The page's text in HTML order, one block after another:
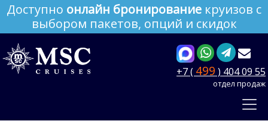
Доступно онлайн бронирование круизов с
выбором пакетов, опций и скидок
+7 ( 499 ) 404 09 55
отдел продаж